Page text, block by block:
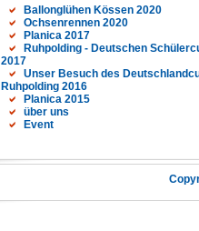
Ballonglühen Kössen 2020
Ochsenrennen 2020
Planica 2017
Ruhpolding - Deutschen
2017
Unser Besuch des
Ruhpolding 2016
Planica 2015
über uns
Event